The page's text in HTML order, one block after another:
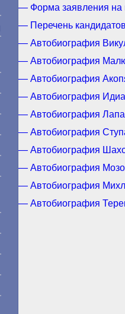
— Форма заявления на
— Перечень
— Автобиография
— Автобиография
— Автобиография
— Автобиография
— Автобиография
— Автобиография
— Автобиография
— Автобиография
— Автобиография
— Автобиография